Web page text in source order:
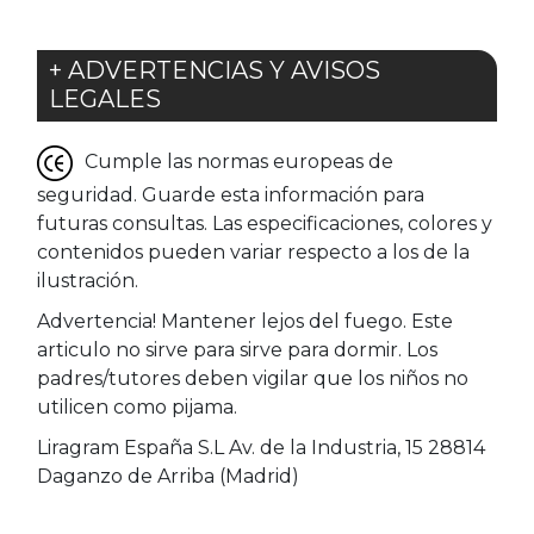
+ ADVERTENCIAS Y AVISOS
LEGALES
Cumple las normas europeas de
seguridad. Guarde esta información para
futuras consultas. Las especificaciones, colores y
contenidos pueden variar respecto a los de la
ilustración.
Advertencia! Mantener lejos del fuego. Este
articulo no sirve para sirve para dormir. Los
padres/tutores deben vigilar que los niños no
utilicen como pijama.
Liragram España S.L Av. de la Industria, 15 28814
Daganzo de Arriba (Madrid)